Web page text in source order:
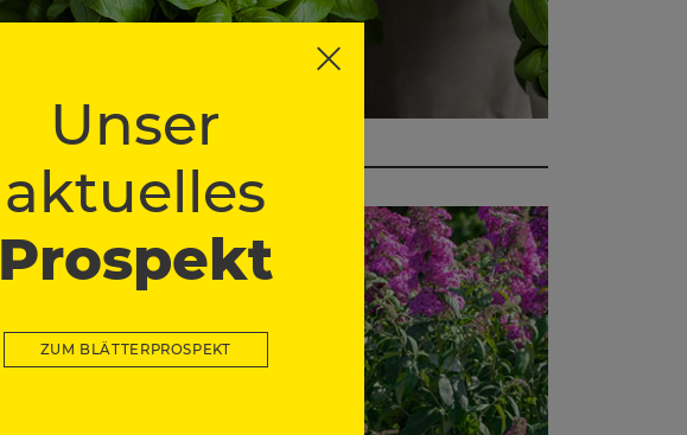
Unser
aktuelles
Prospekt
ZUM BLÄTTERPROSPEKT